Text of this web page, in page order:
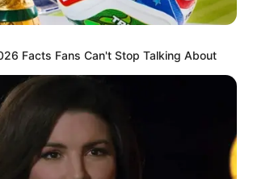
Facts Fans Can't Stop Talking About